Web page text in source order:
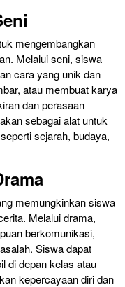
mengembangkan
Melalui seni, siswa
cara yang unik dan
atau membuat karya
dan perasaan
sebagai alat untuk
sejarah, budaya,
memungkinkan siswa
Melalui drama,
berkomunikasi,
Siswa dapat
di depan kelas atau
kepercayaan diri dan